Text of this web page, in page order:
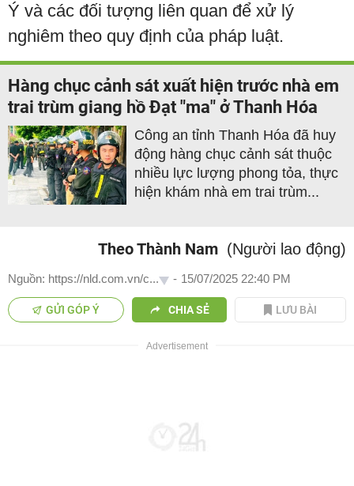
Ý và các đối tượng liên quan để xử lý
nghiêm theo quy định của pháp luật.
Hàng chục cảnh sát xuất hiện trước nhà em
trai trùm giang hồ Đạt "ma" ở Thanh Hóa
Công an tỉnh Thanh Hóa đã huy
động hàng chục cảnh sát thuộc
nhiều lực lượng phong tỏa, thực
hiện khám nhà em trai trùm...
Theo Thành Nam (Người lao động)
Nguồn: https://nld.com.vn/c... - 15/07/2025 22:40 PM
GỬI GÓP Ý CHIA SẺ LƯU BÀI